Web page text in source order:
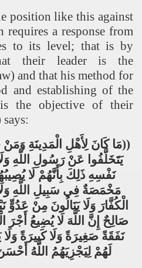
position like this against
a response from
to its level; that is by
their leader is the
and that his method for
and establishing of the
the objective of their
((مَا كَانَ لِأَهْلِ الْمَدِينَةِ وَمَنْ
يَتَخَلَّفُوا عَنْ رَسُولِ اللَّهِ
نَفْسِهِ ذَلِكَ بِأَنَّهُمْ لَا
مَخْمَصَةٌ فِي سَبِيلِ اللَّهِ
الْكُفَّارَ وَلَا يَنَالُونَ مِنْ عَدُوٍّ
صَالِحٌ إِنَّ اللَّهَ لَا يُضِيعُ أَجْرَ
نَفَقَةً صَغِيرَةً وَلَا كَبِيرَةً وَلَا
لَهُمْ لِيَجْزِيَهُمُ اللَّهُ